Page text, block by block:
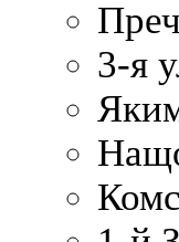
3-я